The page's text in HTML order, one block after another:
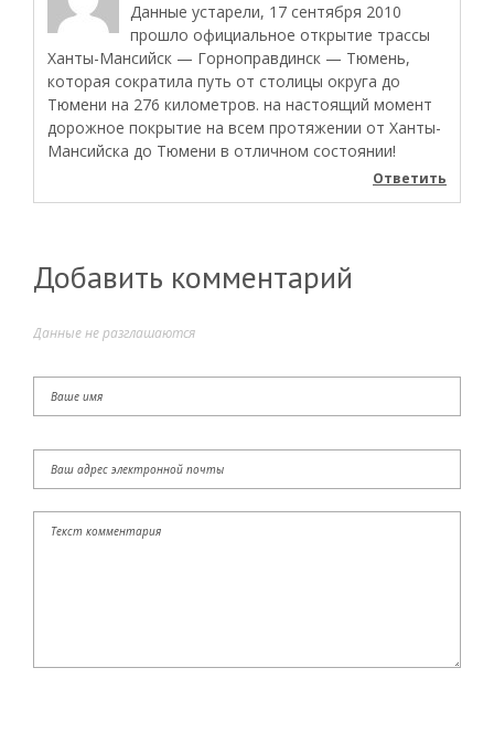
Данные устарели, 17 сентября 2010
прошло официальное открытие трассы
Ханты-Мансийск — Горноправдинск — Тюмень,
которая сократила путь от столицы округа до
Тюмени на 276 километров. на настоящий момент
дорожное покрытие на всем протяжении от Ханты-
Мансийска до Тюмени в отличном состоянии!
Ответить
Добавить комментарий
Данные не разглашаются